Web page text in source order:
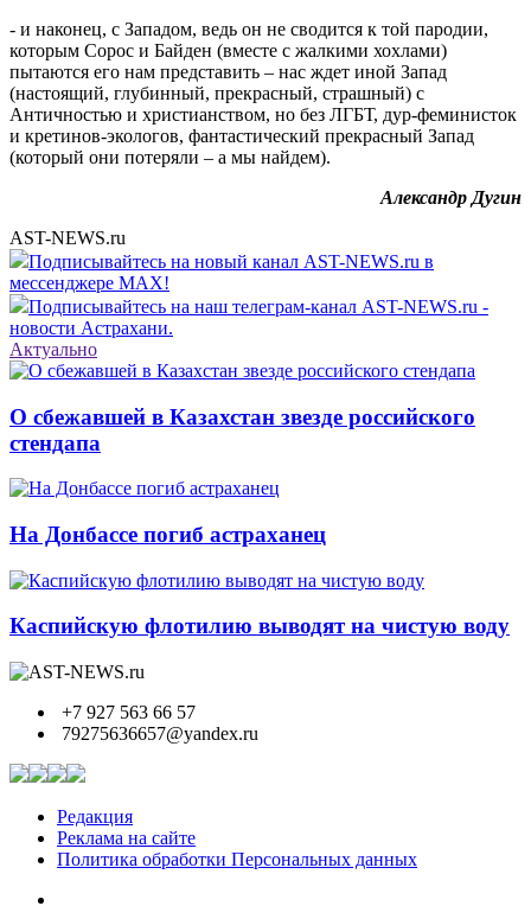
- и наконец, с Западом, ведь он не сводится к той пародии,
которым Сорос и Байден (вместе с жалкими хохлами)
пытаются его нам представить – нас ждет иной Запад
(настоящий, глубинный, прекрасный, страшный) с
Античностью и христианством, но без ЛГБТ, дур-феминисток
и кретинов-экологов, фантастический прекрасный Запад
(который они потеряли – а мы найдем).
Александр Дугин
AST-NEWS.ru
Подписывайтесь на новый канал AST-NEWS.ru в
мессенджере MAX!
Подписывайтесь на наш телеграм-канал AST-NEWS.ru -
новости Астрахани.
Актуально
О сбежавшей в Казахстан звезде российского
стендапа
На Донбассе погиб астраханец
Каспийскую флотилию выводят на чистую воду
+7 927 563 66 57
79275636657@yandex.ru
Редакция
Реклама на сайте
Политика обработки Персональных данных